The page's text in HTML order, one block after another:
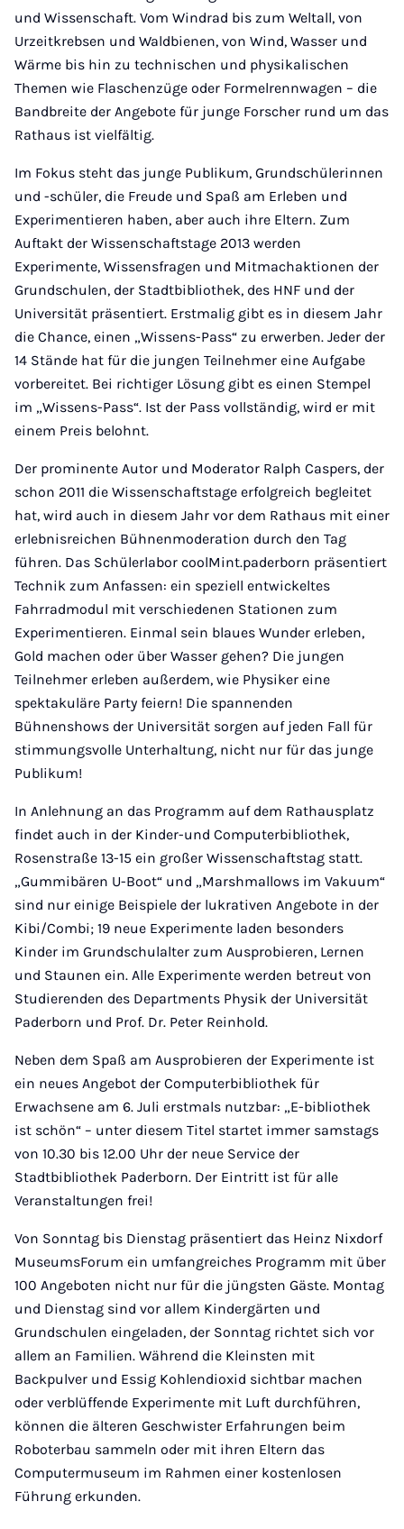
und Wissenschaft. Vom Windrad bis zum Weltall, von
Urzeitkrebsen und Waldbienen, von Wind, Wasser und
Wärme bis hin zu technischen und physikalischen
Themen wie Flaschenzüge oder Formelrennwagen – die
Bandbreite der Angebote für junge Forscher rund um das
Rathaus ist vielfältig.
Im Fokus steht das junge Publikum, Grundschülerinnen
und -schüler, die Freude und Spaß am Erleben und
Experimentieren haben, aber auch ihre Eltern. Zum
Auftakt der Wissenschaftstage 2013 werden
Experimente, Wissensfragen und Mitmachaktionen der
Grundschulen, der Stadtbibliothek, des HNF und der
Universität präsentiert. Erstmalig gibt es in diesem Jahr
die Chance, einen „Wissens-Pass“ zu erwerben. Jeder der
14 Stände hat für die jungen Teilnehmer eine Aufgabe
vorbereitet. Bei richtiger Lösung gibt es einen Stempel
im „Wissens-Pass“. Ist der Pass vollständig, wird er mit
einem Preis belohnt.
Der prominente Autor und Moderator Ralph Caspers, der
schon 2011 die Wissenschaftstage erfolgreich begleitet
hat, wird auch in diesem Jahr vor dem Rathaus mit einer
erlebnisreichen Bühnenmoderation durch den Tag
führen. Das Schülerlabor coolMint.paderborn präsentiert
Technik zum Anfassen: ein speziell entwickeltes
Fahrradmodul mit verschiedenen Stationen zum
Experimentieren. Einmal sein blaues Wunder erleben,
Gold machen oder über Wasser gehen? Die jungen
Teilnehmer erleben außerdem, wie Physiker eine
spektakuläre Party feiern! Die spannenden
Bühnenshows der Universität sorgen auf jeden Fall für
stimmungsvolle Unterhaltung, nicht nur für das junge
Publikum!
In Anlehnung an das Programm auf dem Rathausplatz
findet auch in der Kinder-und Computerbibliothek,
Rosenstraße 13-15 ein großer Wissenschaftstag statt.
„Gummibären U-Boot“ und „Marshmallows im Vakuum“
sind nur einige Beispiele der lukrativen Angebote in der
Kibi/Combi; 19 neue Experimente laden besonders
Kinder im Grundschulalter zum Ausprobieren, Lernen
und Staunen ein. Alle Experimente werden betreut von
Studierenden des Departments Physik der Universität
Paderborn und Prof. Dr. Peter Reinhold.
Neben dem Spaß am Ausprobieren der Experimente ist
ein neues Angebot der Computerbibliothek für
Erwachsene am 6. Juli erstmals nutzbar: „E-bibliothek
ist schön“ – unter diesem Titel startet immer samstags
von 10.30 bis 12.00 Uhr der neue Service der
Stadtbibliothek Paderborn. Der Eintritt ist für alle
Veranstaltungen frei!
Von Sonntag bis Dienstag präsentiert das Heinz Nixdorf
MuseumsForum ein umfangreiches Programm mit über
100 Angeboten nicht nur für die jüngsten Gäste. Montag
und Dienstag sind vor allem Kindergärten und
Grundschulen eingeladen, der Sonntag richtet sich vor
allem an Familien. Während die Kleinsten mit
Backpulver und Essig Kohlendioxid sichtbar machen
oder verblüffende Experimente mit Luft durchführen,
können die älteren Geschwister Erfahrungen beim
Roboterbau sammeln oder mit ihren Eltern das
Computermuseum im Rahmen einer kostenlosen
Führung erkunden.